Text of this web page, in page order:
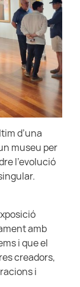
d’una
museu per
l’evolució
amb
i que el
creadors,
i